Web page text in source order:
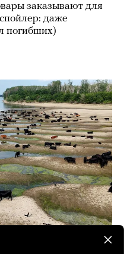
заказывают для
даже
погибших)